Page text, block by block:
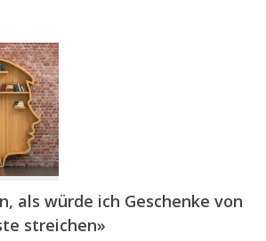
als würde ich Geschenke von
streichen»